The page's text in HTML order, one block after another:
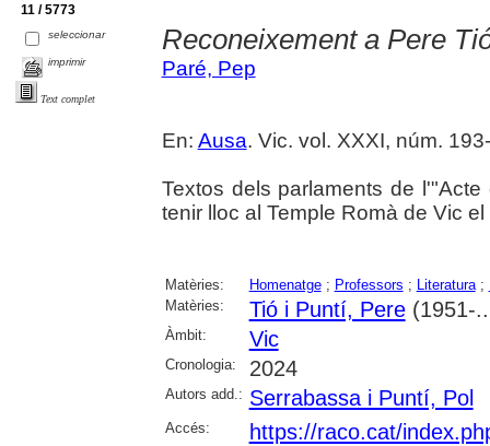
11 / 5773
seleccionar
imprimir
Text complet
Reconeixement a Pere
Paré, Pep
En: Ausa. Vic. vol. XXXI, núm.
Textos dels parlaments de
tenir lloc al Temple Romà de Vic
Matèries: Homenatge; Professors ; Literatura;
Matèries:
Tió i Puntí, Pere(1951-
Àmbit: Vic
Cronologia: 2024
Autors add.: Serrabassa i Puntí, Pol
Accés: https://raco.cat/